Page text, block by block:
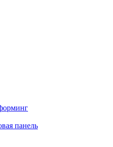
панель